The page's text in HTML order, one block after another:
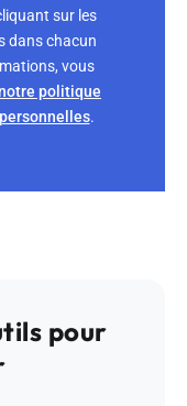
sur les
dans chacun
vous
politique
.
pour